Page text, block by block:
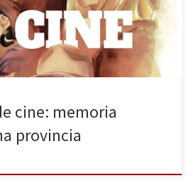
la han convertido en el
desde épicas […]
cine: memoria
provincia